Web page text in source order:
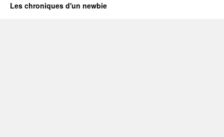
Les chroniques d'un newbie